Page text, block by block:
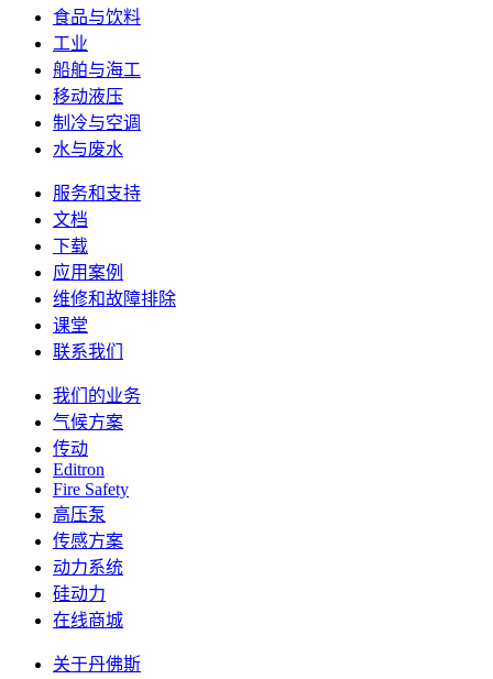
食品与饮料
工业
船舶与海工
移动液压
制冷与空调
水与废水
服务和支持
文档
下载
应用案例
维修和故障排除
课堂
联系我们
我们的业务
气候方案
传动
Editron
Fire Safety
高压泵
传感方案
动力系统
硅动力
在线商城
关于丹佛斯